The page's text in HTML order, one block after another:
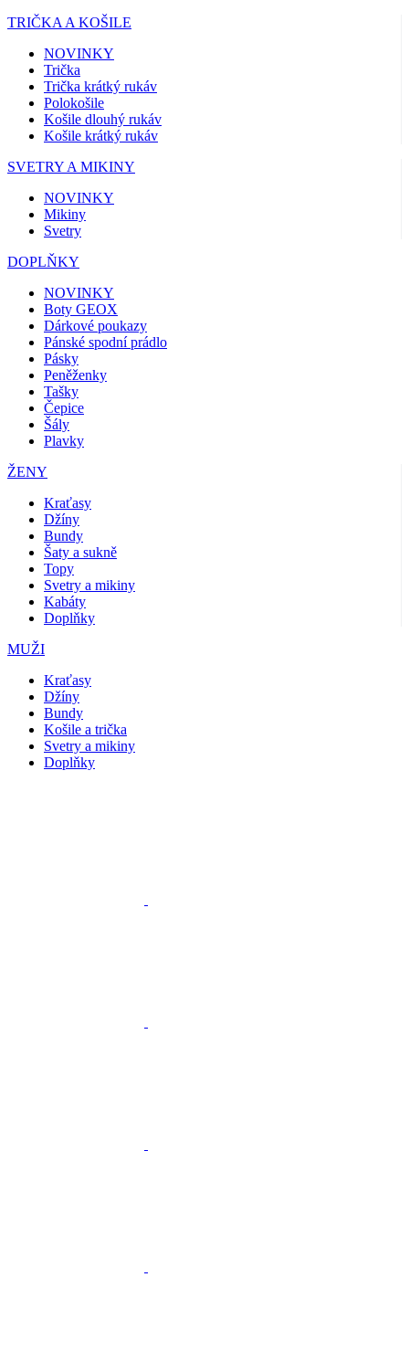
TRIČKA A KOŠILE
NOVINKY
Trička
Trička krátký rukáv
Polokošile
Košile dlouhý rukáv
Košile krátký rukáv
SVETRY A MIKINY
NOVINKY
Mikiny
Svetry
DOPLŇKY
NOVINKY
Boty GEOX
Dárkové poukazy
Pánské spodní prádlo
Pásky
Peněženky
Tašky
Čepice
Šály
Plavky
ŽENY
Kraťasy
Džíny
Bundy
Šaty a sukně
Topy
Svetry a mikiny
Kabáty
Doplňky
MUŽI
Kraťasy
Džíny
Bundy
Košile a trička
Svetry a mikiny
Doplňky